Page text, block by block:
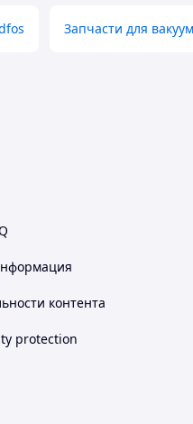
Запчасти для
контента
protection